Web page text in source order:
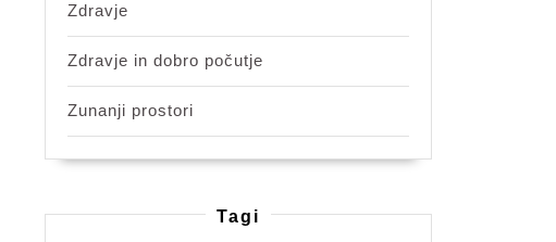
Zdravje
Zdravje in dobro počutje
Zunanji prostori
Tagi